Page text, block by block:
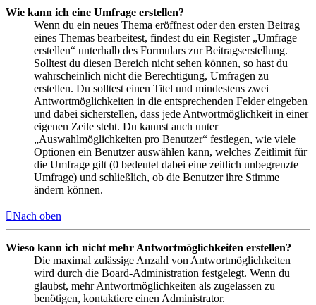
Wie kann ich eine Umfrage erstellen?
Wenn du ein neues Thema eröffnest oder den ersten Beitrag
eines Themas bearbeitest, findest du ein Register „Umfrage
erstellen“ unterhalb des Formulars zur Beitragserstellung.
Solltest du diesen Bereich nicht sehen können, so hast du
wahrscheinlich nicht die Berechtigung, Umfragen zu
erstellen. Du solltest einen Titel und mindestens zwei
Antwortmöglichkeiten in die entsprechenden Felder eingeben
und dabei sicherstellen, dass jede Antwortmöglichkeit in einer
eigenen Zeile steht. Du kannst auch unter
„Auswahlmöglichkeiten pro Benutzer“ festlegen, wie viele
Optionen ein Benutzer auswählen kann, welches Zeitlimit für
die Umfrage gilt (0 bedeutet dabei eine zeitlich unbegrenzte
Umfrage) und schließlich, ob die Benutzer ihre Stimme
ändern können.
Nach oben
Wieso kann ich nicht mehr Antwortmöglichkeiten erstellen?
Die maximal zulässige Anzahl von Antwortmöglichkeiten
wird durch die Board-Administration festgelegt. Wenn du
glaubst, mehr Antwortmöglichkeiten als zugelassen zu
benötigen, kontaktiere einen Administrator.